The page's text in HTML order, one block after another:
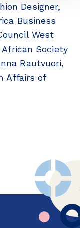
Designer,
Business
West
Society
Rautvuori,
Affairs of